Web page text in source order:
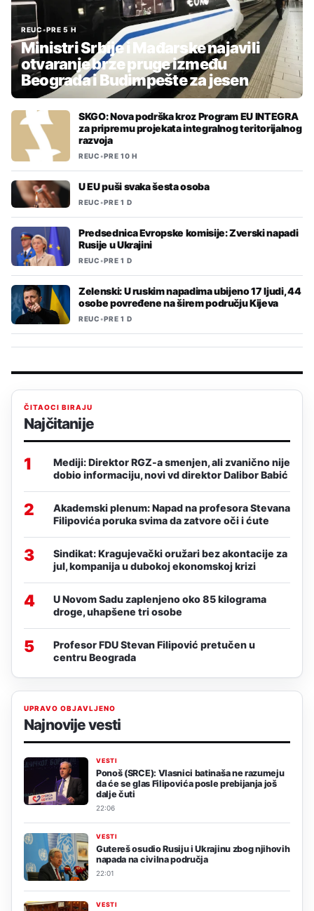
REUC•PRE 5 H
Ministri Srbije i Mađarske najavili
otvaranje brze pruge između
Beograda i Budimpešte za jesen
SKGO: Nova podrška kroz Program EU INTEGRA
za pripremu projekata integralnog teritorijalnog
razvoja
REUC•PRE 10 H
U EU puši svaka šesta osoba
REUC•PRE 1 D
Predsednica Evropske komisije: Zverski napadi
Rusije u Ukrajini
REUC•PRE 1 D
Zelenski: U ruskim napadima ubijeno 17 ljudi, 44
osobe povređene na širem području Kijeva
REUC•PRE 1 D
ČITAOCI BIRAJU
Najčitanije
1
Mediji: Direktor RGZ-a smenjen, ali zvanično nije
dobio informaciju, novi vd direktor Dalibor Babić
2
Akademski plenum: Napad na profesora Stevana
Filipovića poruka svima da zatvore oči i ćute
3
Sindikat: Kragujevački oružari bez akontacije za
jul, kompanija u dubokoj ekonomskoj krizi
4
U Novom Sadu zaplenjeno oko 85 kilograma
droge, uhapšene tri osobe
5
Profesor FDU Stevan Filipović pretučen u
centru Beograda
UPRAVO OBJAVLJENO
Najnovije vesti
VESTI
Ponoš (SRCE): Vlasnici batinaša ne razumeju
da će se glas Filipovića posle prebijanja još
dalje čuti
22:06
VESTI
Gutereš osudio Rusiju i Ukrajinu zbog njihovih
napada na civilna područja
22:01
VESTI